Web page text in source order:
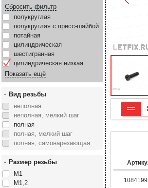
Сбросить фильтр
полукруглая
полукруглая с пресс-шайбой
потайная
цилиндрическая
шестигранная
цилиндрическая низкая
Вид резьбы
неполная
неполная, мелкий шаг
полная
полная, мелкий шаг
полная, самонарезающая
Размер резьбы
М1
М1,2